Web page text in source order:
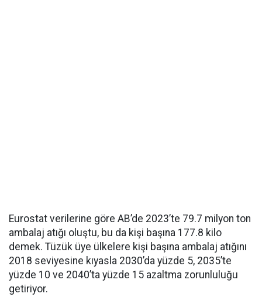
Eurostat verilerine göre AB’de 2023’te 79.7 milyon ton
ambalaj atığı oluştu, bu da kişi başına 177.8 kilo
demek. Tüzük üye ülkelere kişi başına ambalaj atığını
2018 seviyesine kıyasla 2030’da yüzde 5, 2035’te
yüzde 10 ve 2040’ta yüzde 15 azaltma zorunluluğu
getiriyor.